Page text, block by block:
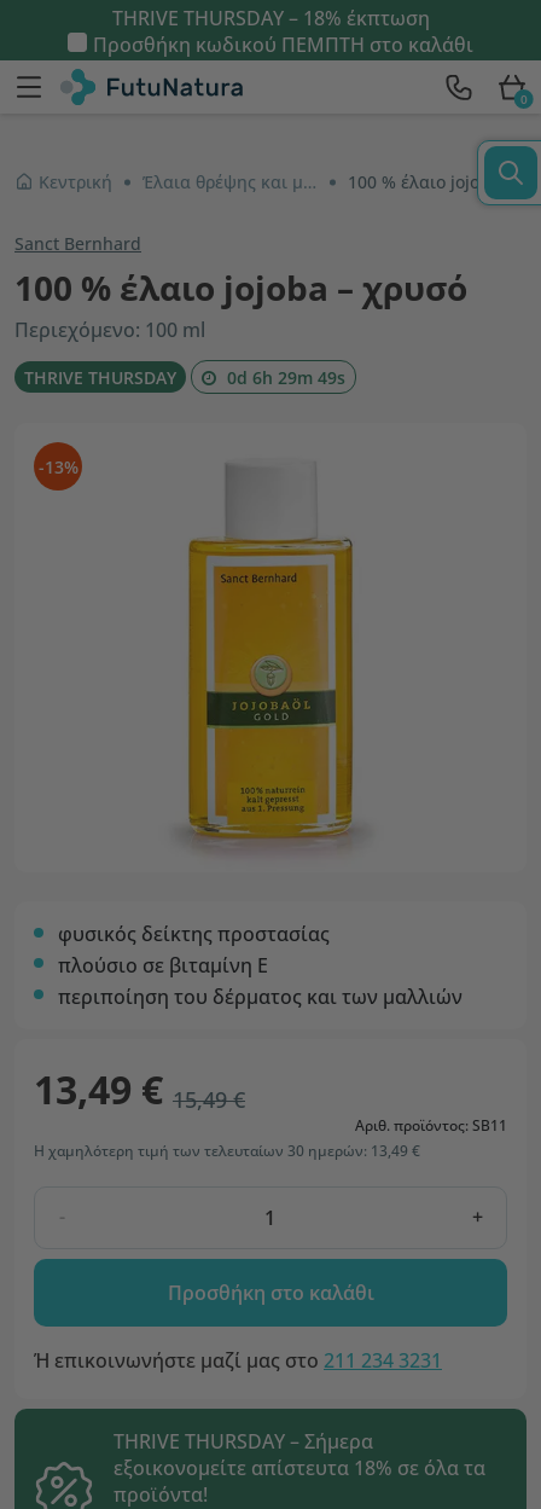
THRIVE THURSDAY – 18% έκπτωση
Προσθήκη κωδικού ΠΕΜΠΤΗ στο καλάθι
0
Κεντρική Έλαια θρέψης και μασάζ 100 % έλαιο jojoba – χρυσό
Sanct Bernhard
100 % έλαιο jojoba – χρυσό
Περιεχόμενο: 100 ml
THRIVE THURSDAY 0d 6h 29m 48s
-13%
φυσικός δείκτης προστασίας
πλούσιο σε βιταμίνη Ε
περιποίηση του δέρματος και των μαλλιών
13,49 € 15,49 €
Αριθ. προϊόντος: SB11
Η χαμηλότερη τιμή των τελευταίων 30 ημερών: 13,49 €
- +
Προσθήκη στο καλάθι
Ή επικοινωνήστε μαζί μας στο 211 234 3231
THRIVE THURSDAY – Σήμερα
εξοικονομείτε απίστευτα 18% σε όλα τα
προϊόντα!